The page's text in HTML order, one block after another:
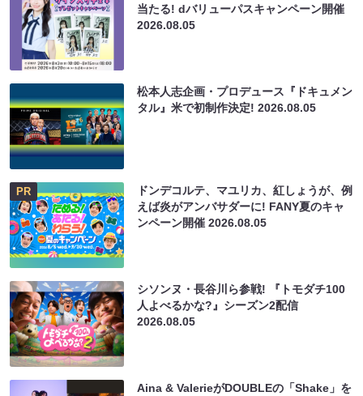
当たる! dバリューパスキャンペーン開催
2026.08.05
松本人志企画・プロデュース『ドキュメン
タル』米で初制作決定!2026.08.05
PR
ドンデコルテ、マユリカ、紅しょうが、例
えば炎がアンバサダーに! FANY夏のキャ
ンペーン開催2026.08.05
シソンヌ・長谷川ら参戦! 『トモダチ100
人よべるかな?』シーズン2配信
2026.08.05
Aina & ValerieがDOUBLEの「Shake」を